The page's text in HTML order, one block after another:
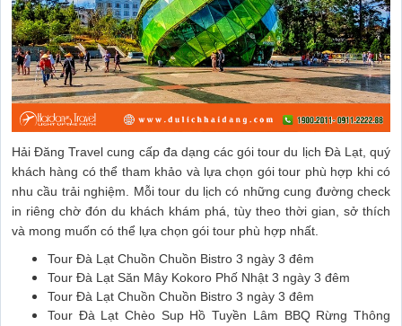
Hải Đăng Travel cung cấp đa dạng các gói tour du lịch Đà Lạt, quý
khách hàng có thể tham khảo và lựa chọn gói tour phù hợp khi có
nhu cầu trải nghiệm. Mỗi tour du lịch có những cung đường check
in riêng chờ đón du khách khám phá, tùy theo thời gian, sở thích
và mong muốn có thể lựa chọn gói tour phù hợp nhất.
Tour Đà Lạt Chuồn Chuồn Bistro 3 ngày 3 đêm
Tour Đà Lạt Săn Mây Kokoro Phố Nhật 3 ngày 3 đêm
Tour Đà Lạt Chuồn Chuồn Bistro 3 ngày 3 đêm
Tour Đà Lạt Chèo Sup Hồ Tuyền Lâm BBQ Rừng Thông